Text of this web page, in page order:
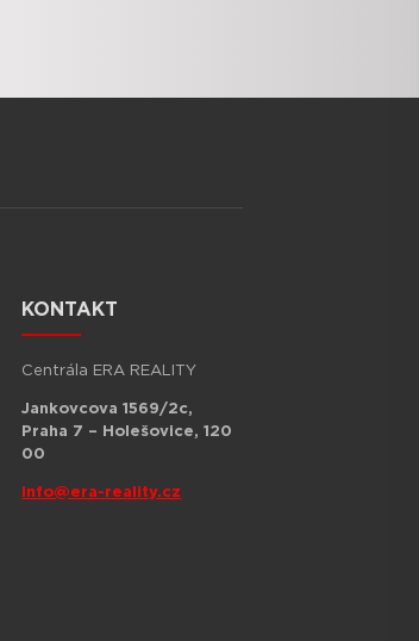
KONTAKT
Centrála ERA REALITY
Jankovcova 1569/2c,
Praha 7 – Holešovice, 120
00
info@era-reality.cz